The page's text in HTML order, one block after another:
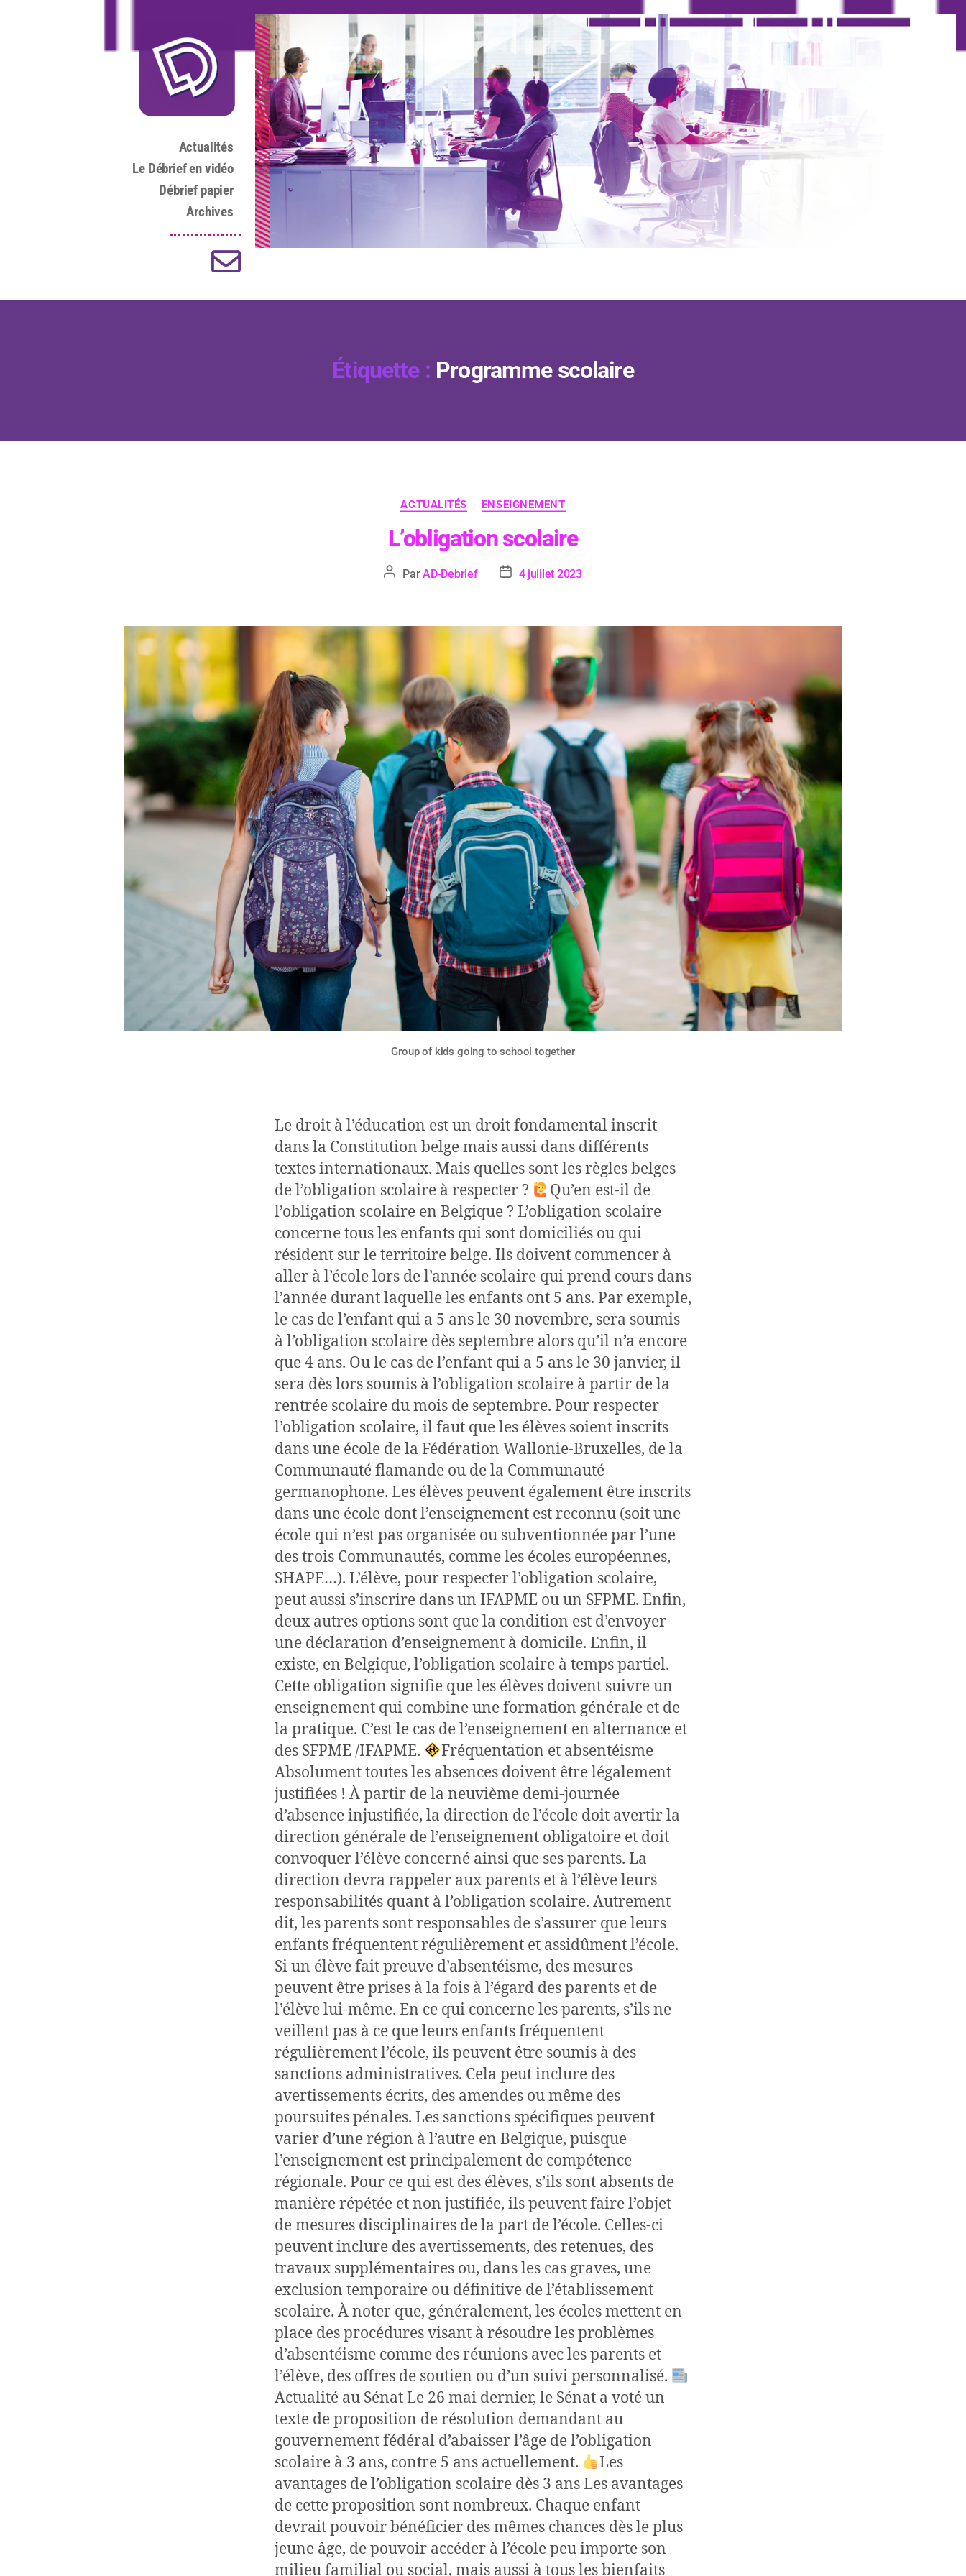
Actualités
Le Débrief en vidéo
Débrief papier
Archives
Étiquette : Programme scolaire
ACTUALITÉS ENSEIGNEMENT
L’obligation scolaire
ParAD-Debrief 4 juillet 2023
Group of kids going to school together
Le droit à l’éducation est un droit fondamental inscrit
dans la Constitution belge mais aussi dans différents
textes internationaux. Mais quelles sont les règles belges
de l’obligation scolaire à respecter ?
Qu’en est-il de
l’obligation scolaire en Belgique ? L’obligation scolaire
concerne tous les enfants qui sont domiciliés ou qui
résident sur le territoire belge. Ils doivent commencer à
aller à l’école lors de l’année scolaire qui prend cours dans
l’année durant laquelle les enfants ont 5 ans. Par exemple,
le cas de l’enfant qui a 5 ans le 30 novembre, sera soumis
à l’obligation scolaire dès septembre alors qu’il n’a encore
que 4 ans. Ou le cas de l’enfant qui a 5 ans le 30 janvier, il
sera dès lors soumis à l’obligation scolaire à partir de la
rentrée scolaire du mois de septembre. Pour respecter
l’obligation scolaire, il faut que les élèves soient inscrits
dans une école de la Fédération Wallonie-Bruxelles, de la
Communauté flamande ou de la Communauté
germanophone. Les élèves peuvent également être inscrits
dans une école dont l’enseignement est reconnu (soit une
école qui n’est pas organisée ou subventionnée par l’une
des trois Communautés, comme les écoles européennes,
SHAPE…). L’élève, pour respecter l’obligation scolaire,
peut aussi s’inscrire dans un IFAPME ou un SFPME. Enfin,
deux autres options sont que la condition est d’envoyer
une déclaration d’enseignement à domicile. Enfin, il
existe, en Belgique, l’obligation scolaire à temps partiel.
Cette obligation signifie que les élèves doivent suivre un
enseignement qui combine une formation générale et de
la pratique. C’est le cas de l’enseignement en alternance et
des SFPME /IFAPME.
Fréquentation et absentéisme
Absolument toutes les absences doivent être légalement
justifiées ! À partir de la neuvième demi-journée
d’absence injustifiée, la direction de l’école doit avertir la
direction générale de l’enseignement obligatoire et doit
convoquer l’élève concerné ainsi que ses parents. La
direction devra rappeler aux parents et à l’élève leurs
responsabilités quant à l’obligation scolaire. Autrement
dit, les parents sont responsables de s’assurer que leurs
enfants fréquentent régulièrement et assidûment l’école.
Si un élève fait preuve d’absentéisme, des mesures
peuvent être prises à la fois à l’égard des parents et de
l’élève lui-même. En ce qui concerne les parents, s’ils ne
veillent pas à ce que leurs enfants fréquentent
régulièrement l’école, ils peuvent être soumis à des
sanctions administratives. Cela peut inclure des
avertissements écrits, des amendes ou même des
poursuites pénales. Les sanctions spécifiques peuvent
varier d’une région à l’autre en Belgique, puisque
l’enseignement est principalement de compétence
régionale. Pour ce qui est des élèves, s’ils sont absents de
manière répétée et non justifiée, ils peuvent faire l’objet
de mesures disciplinaires de la part de l’école. Celles-ci
peuvent inclure des avertissements, des retenues, des
travaux supplémentaires ou, dans les cas graves, une
exclusion temporaire ou définitive de l’établissement
scolaire. À noter que, généralement, les écoles mettent en
place des procédures visant à résoudre les problèmes
d’absentéisme comme des réunions avec les parents et
l’élève, des offres de soutien ou d’un suivi personnalisé.
Actualité au Sénat Le 26 mai dernier, le Sénat a voté un
texte de proposition de résolution demandant au
gouvernement fédéral d’abaisser l’âge de l’obligation
scolaire à 3 ans, contre 5 ans actuellement.
Les
avantages de l’obligation scolaire dès 3 ans Les avantages
de cette proposition sont nombreux. Chaque enfant
devrait pouvoir bénéficier des mêmes chances dès le plus
jeune âge, de pouvoir accéder à l’école peu importe son
milieu familial ou social, mais aussi à tous les bienfaits